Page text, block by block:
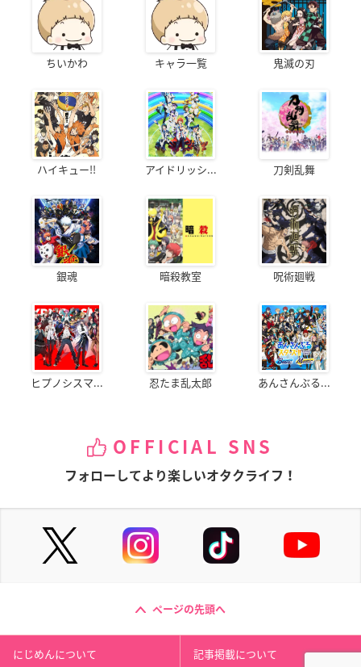
ちいかわ キャラ一覧 鬼滅の刃
ハイキュー!! アイドリッシ... 刀剣乱舞
銀魂 暗殺教室 呪術廻戦
ヒプノシスマ... 忍たま乱太郎 あんさんぶる...
OFFICIAL SNS
フォローしてより楽しいオタクライフ！
ページの先頭へ
にじめんについて 記事掲載について